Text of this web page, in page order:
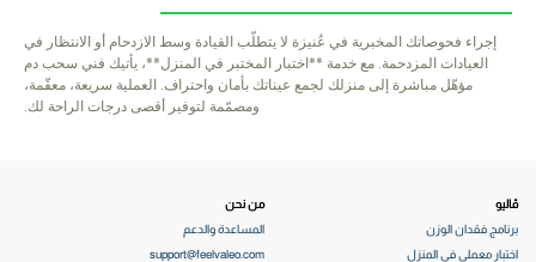
إجراء فحوصاتك المخبرية في عُنيزة لا يتطلّب القيادة وسط الازدحام أو الانتظار في
العيادات المزدحمة. مع خدمة **اختبار المختبر في المنزل**، يأتيك فني سحب دم
مؤهّل مباشرة إلى منزلك لجمع عيناتك بأمان واحتراف. العملية سريعة، معقّمة،
ومصمّمة لتوفير أقصى درجات الراحة لك.
ڤاليو
برنامج فقدان الوزن
اختبار معملي في المنزل
من نحن
المساعدة والدعم
support@feelvaleo.com